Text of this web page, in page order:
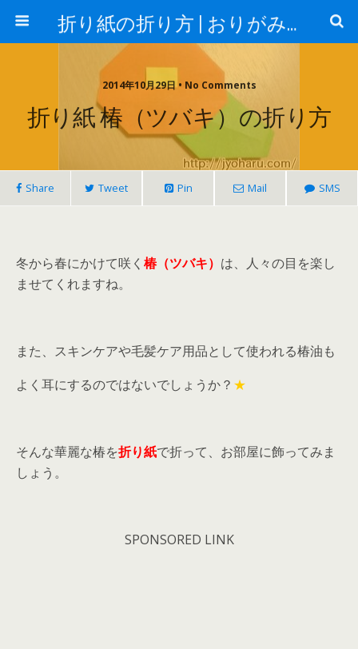
折り紙の折り方 | おりがみランド
2014年10月29日 • No Comments
折り紙 椿（ツバキ）の折り方
Share Tweet Pin Mail SMS
冬から春にかけて咲く 椿（ツバキ） は、人々の目を楽し
ませてくれますね。
また、スキンケアや毛髪ケア用品として使われる椿油も
よく耳にするのではないでしょうか？ ★
そんな華麗な椿を折り紙で折って、お部屋に飾ってみま
しょう。
SPONSORED LINK